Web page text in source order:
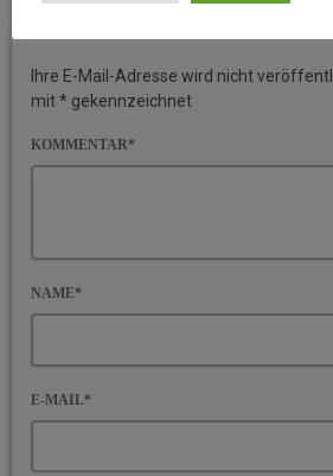
Ihre E-Mail-Adresse wird nicht
mit * gekennzeichnet
KOMMENTAR*
NAME*
E-MAIL*